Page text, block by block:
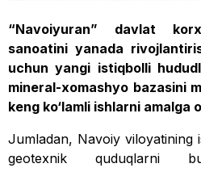
“Navoiyuran” davlat
sanoatini yanada
uchun yangi istiqbolli
mineral-xomashyo bazasini
keng ko‘lamli ishlarni amalga
Jumladan, Navoiy viloyatining
geotexnik quduqlarni